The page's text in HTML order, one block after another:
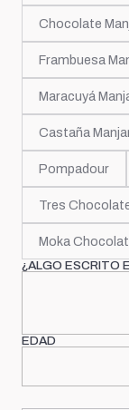
Chocolate
Frambuesa
Maracuyá
Castaña
Pompadour
Tres
Moka
¿ALGO ESCRITO
EDAD